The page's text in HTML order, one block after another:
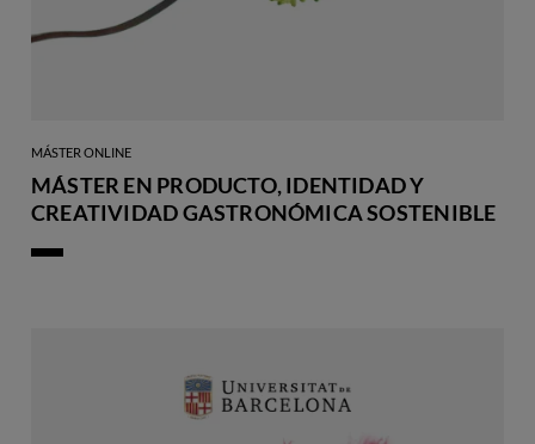
MÁSTER ONLINE
MÁSTER EN PRODUCTO, IDENTIDAD Y
CREATIVIDAD GASTRONÓMICA SOSTENIBLE